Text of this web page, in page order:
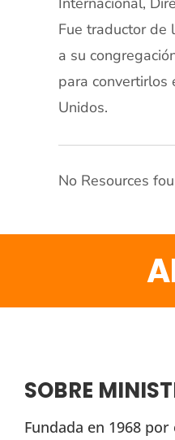
Fue traductor de
a su
para convertirlos
Unidos.
No Resources
SOBRE
Fundada en 1968